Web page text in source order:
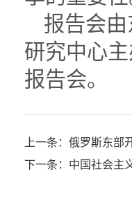
报告会
研究中心
报告会。
上一条： 俄罗斯东部
下一条： 中国社会主